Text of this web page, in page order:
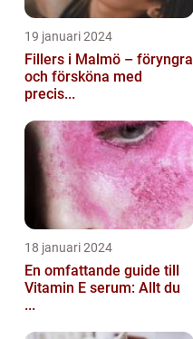
19 januari 2024
Fillers i Malmö – föryngra
och försköna med
precis...
18 januari 2024
En omfattande guide till
Vitamin E serum: Allt du
...